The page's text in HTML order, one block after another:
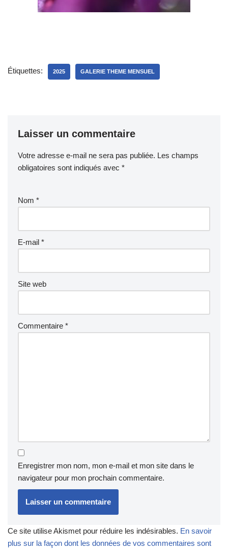
Étiquettes: 2025 GALERIE THEME MENSUEL
Laisser un commentaire
Votre adresse e-mail ne sera pas publiée. Les champs
obligatoires sont indiqués avec *
Nom *
E-mail *
Site web
Commentaire *
Enregistrer mon nom, mon e-mail et mon site dans le
navigateur pour mon prochain commentaire.
Ce site utilise Akismet pour réduire les indésirables. En savoir
plus sur la façon dont les données de vos commentaires sont